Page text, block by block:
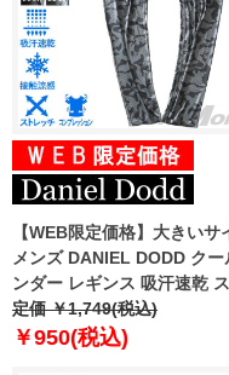
【WEB限定価格】大きいサ
メンズ DANIEL DODD クー
ンダー レギンス 吸汗速乾
ッチ 接触涼感 azit-219002
定価 ￥1,749(税込)
￥950(税込)